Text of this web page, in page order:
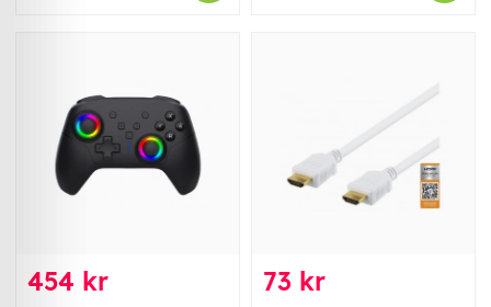
454 kr 73 kr